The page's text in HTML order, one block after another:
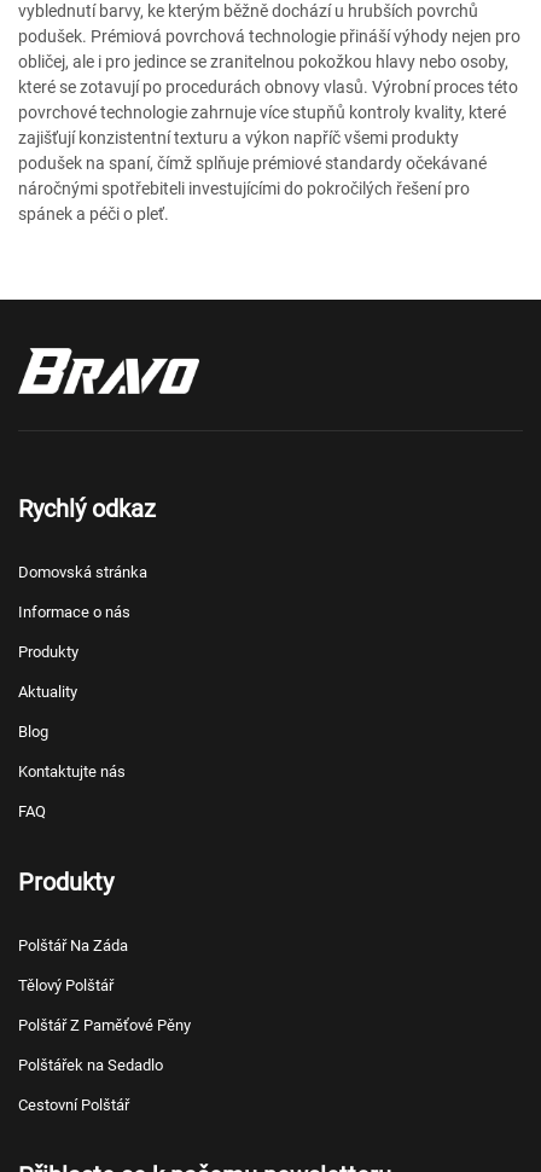
vyblednutí barvy, ke kterým běžně dochází u hrubších povrchů
podušek. Prémiová povrchová technologie přináší výhody nejen pro
obličej, ale i pro jedince se zranitelnou pokožkou hlavy nebo osoby,
které se zotavují po procedurách obnovy vlasů. Výrobní proces této
povrchové technologie zahrnuje více stupňů kontroly kvality, které
zajišťují konzistentní texturu a výkon napříč všemi produkty
podušek na spaní, čímž splňuje prémiové standardy očekávané
náročnými spotřebiteli investujícími do pokročilých řešení pro
spánek a péči o pleť.
Rychlý odkaz
Domovská stránka
Informace o nás
Produkty
Aktuality
Blog
Kontaktujte nás
FAQ
Produkty
Polštář Na Záda
Tělový Polštář
Polštář Z Paměťové Pěny
Polštářek na Sedadlo
Cestovní Polštář